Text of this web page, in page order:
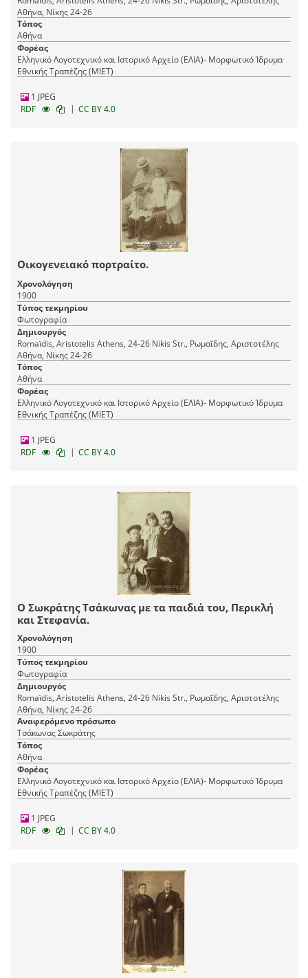
Αθήνα, Νίκης 24-26
Τόπος
Αθήνα
Φορέας
Ελληνικό Λογοτεχνικό και Ιστορικό Αρχείο (ΕΛΙΑ)- Μορφωτικό Ίδρυμα
Εθνικής Τραπέζης (ΜΙΕΤ)
1 JPEG
RDF
| CC BY 4.0
Οικογενειακό πορτραίτο.
Χρονολόγηση
1900
Τύπος τεκμηρίου
Φωτογραφία
Δημιουργός
Romaїdis, Aristotelis Athens, 24-26 Nikis Str., Ρωμαΐδης, Αριστοτέλης
Αθήνα, Νίκης 24-26
Τόπος
Αθήνα
Φορέας
Ελληνικό Λογοτεχνικό και Ιστορικό Αρχείο (ΕΛΙΑ)- Μορφωτικό Ίδρυμα
Εθνικής Τραπέζης (ΜΙΕΤ)
1 JPEG
RDF
| CC BY 4.0
Ο Σωκράτης Τσάκωνας με τα παιδιά του, Περικλή
και Στεφανία.
Χρονολόγηση
1900
Τύπος τεκμηρίου
Φωτογραφία
Δημιουργός
Romaїdis, Aristotelis Athens, 24-26 Nikis Str., Ρωμαΐδης, Αριστοτέλης
Αθήνα, Νίκης 24-26
Αναφερόμενο πρόσωπο
Τσάκωνας Σωκράτης
Τόπος
Αθήνα
Φορέας
Ελληνικό Λογοτεχνικό και Ιστορικό Αρχείο (ΕΛΙΑ)- Μορφωτικό Ίδρυμα
Εθνικής Τραπέζης (ΜΙΕΤ)
1 JPEG
RDF
| CC BY 4.0